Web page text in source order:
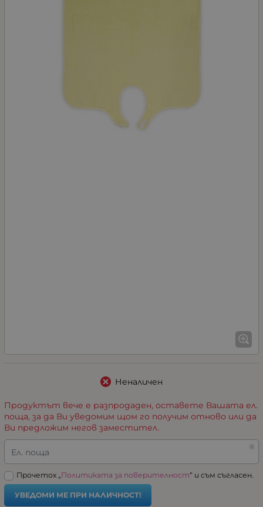
Неналичен
Продуктът вече е разпродаден, оставете Вашата ел.
поща, за да Ви уведомим щом го получим отново или да
Ви предложим негов заместител.
Ел. поща
Прочетох „Политиката за поверителност“ и съм съгласен.
УВЕДОМИ МЕ ПРИ НАЛИЧНОСТ!